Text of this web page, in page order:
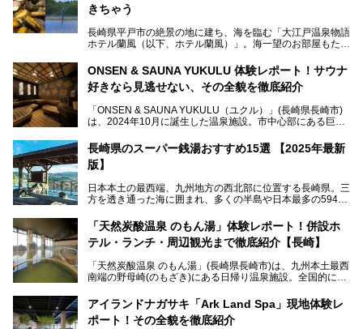
きちゃう
長崎県平戸市の絶景の地に建ち、海を臨む「大江戸温泉物語
ホテル蘭風（以下、ホテル蘭風）」。海一望のお部屋もたく
三つ星バイキング」がスタート！早速現地で体験してきまし
た。
ークなどおススメのポイントがたっぷりです！周辺観光情報
も含めてご紹介します。
───
提供元：大江戸温泉物語ホテルズ＆リゾーツ株式会社【P
R】
ONSEN & SAUNA YUKULU 体験レポート！サウナ
好きなら見逃せない、その全貌を徹底紹介
「ONSEN & SAUNA YUKULU（ユクル）」(長崎県長崎市)
は、2024年10月に誕生した温泉施設。市中心部にある巨大
当初から多くのサウナ―やスパ好きに注目されています。
そこで今回は、ニフティ温泉ライターである筆者が現地体
験。天然温泉・サウナ・水風呂・別途有料のプレミアムサウ
介します！
長崎県のスーパー銭湯おすすめ15選 【2025年最新
版】
日本本土の最西端、九州地方の西北部に位置する長崎県。三
方を透き通った海に囲まれ、多くの半島や日本最多の594も
しい景観の宝庫です。
長崎県にあるスーパー銭湯にも、長崎ならではの景観を存分
に楽しめる施設がいくつも見られます。眺望自慢が多い長崎
ましょう。
「天然炭酸温泉 のもん湯」体験レポート！併設ホ
テル・ランチ・周辺観光まで徹底紹介【長崎】
「天然炭酸温泉 のもん湯」(長崎県長崎市)は、九州本土最西
南端の野母崎(のもざき)にある日帰り温泉施設。全国的にも
多くの温泉ファンに親しまれています。
今回は、地元九州在住のニフティ温泉ライターである筆者が
アイランドナガサキ「Ark Land Spa」現地体験レ
ポート！その全貌を徹底紹介